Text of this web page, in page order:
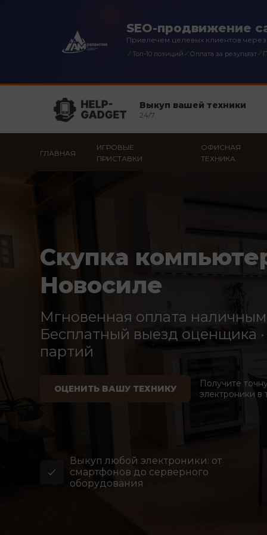
SEO-продвижение
Привлечем целевых клиентов
✓Топ-10 позиций ✓ Оплата за результат✓
Выкуп вашей техники
24/7
ГЛАВНАЯ
ИГРОВЫЕ
ПРИСТАВКИ
ОФИСНАЯ
ТЕХНИКА
Скупка
Новосиле
Мгновенная оплата
Бесплатный выезд оценщика
партий
ОЦЕНИТЬ ВАШУ ТЕХНИКУ
Получите
электроники в
Выкуп любой электроники: от
смартфонов до серверного
оборудования